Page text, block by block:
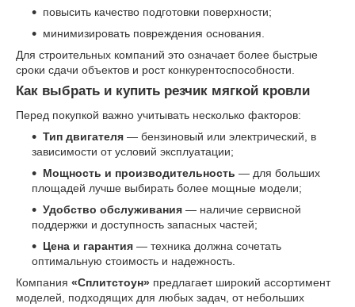
повысить качество подготовки поверхности;
минимизировать повреждения основания.
Для строительных компаний это означает более быстрые
сроки сдачи объектов и рост конкурентоспособности.
Как выбрать и купить резчик мягкой кровли
Перед покупкой важно учитывать несколько факторов:
Тип двигателя — бензиновый или электрический, в
зависимости от условий эксплуатации;
Мощность и производительность — для больших
площадей лучше выбирать более мощные модели;
Удобство обслуживания — наличие сервисной
поддержки и доступность запасных частей;
Цена и гарантия — техника должна сочетать
оптимальную стоимость и надежность.
Компания «Сплитстоун» предлагает широкий ассортимент
моделей, подходящих для любых задач, от небольших